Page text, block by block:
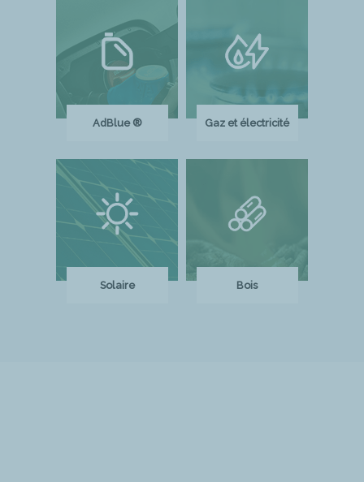
AdBlue ® Gaz et électricité
Solaire Bois